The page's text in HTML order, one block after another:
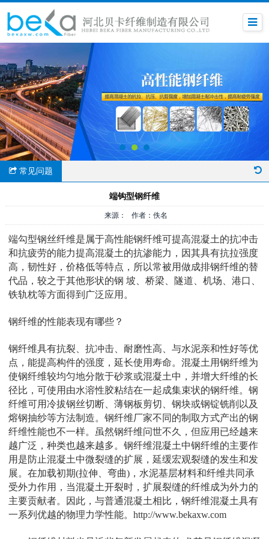
常见问题
端钩型钢纤维
来源： 作者：佚名
端勾型钢丝纤维是属于高性能钢纤维可提高混凝土的抗冲击
和抗疲劳的能力提高混凝土的抗渗能力，因其具有抗拉强度
高，韧性好，价格低等特点，所以常被用做成排钢纤维的替
代品，较之于其他形状的钢 坡、桥梁、隧道、机场、港口、
铁轨枕等方面得到广泛应用。
钢纤维的性能表现有哪些？
钢纤维具有抗裂、抗冲击、耐磨性高、与水泥亲和性好等优
点，能提高构件的强度，延长使用寿命。混凝土用钢纤维为
使钢纤维较均匀地分散于砂浆或混凝土中，并增大纤维的长
径比，可使用由水溶性胶粘结在一起成集束状的钢纤维。钢
纤维可用冷拔钢丝切断、薄钢板剪切、钢块或钢锭铣削以及
熔钢抽纱等方法制造。钢纤维厂家不同的制取方式产出的钢
纤维性能也不一样。虽然钢纤维问世不久，但应用已经越来
越广泛，种类也越来越多。钢纤维混凝土中钢纤维的主要作
用是防止混凝土中微裂缝的扩展，延缓宏观裂缝的发生和发
展。在加载初期(拉伸、弯曲)，水泥基层材料和纤维共同承
受外力作用，当混凝土开裂时，扩展裂缝的纤维成为外力的
主要贡献者。因此，与普通混凝土相比，钢纤维混凝土具有
一系列优越的物理力学性能。http://www.bekaxw.com